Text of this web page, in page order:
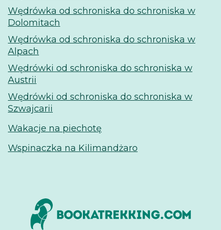
Wędrówka od schroniska do schroniska w
Dolomitach
Wędrówka od schroniska do schroniska w
Alpach
Wędrówki od schroniska do schroniska w
Austrii
Wędrówki od schroniska do schroniska w
Szwajcarii
Wakacje na piechotę
Wspinaczka na Kilimandżaro